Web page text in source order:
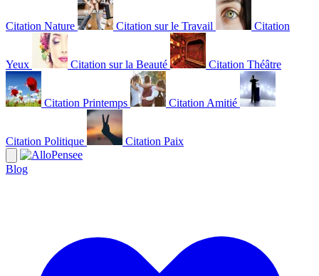
Citation Nature Citation sur le Travail Citation
Yeux Citation sur la Beauté Citation Théâtre
Citation Printemps Citation Amitié
Citation Politique Citation Paix
Blog